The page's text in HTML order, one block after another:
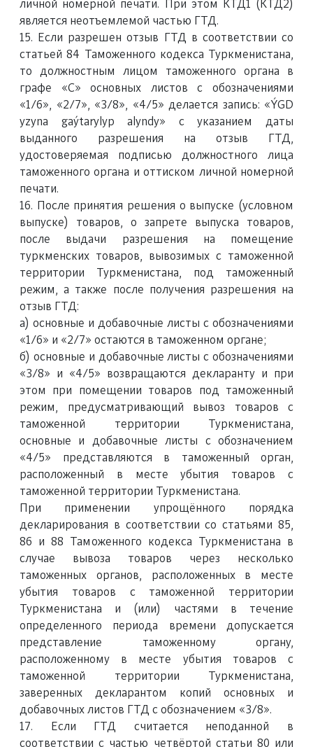
личной номерной печати. При этом КТД1 (КТД2)
является неотъемлемой частью ГТД.
15. Если разрешен отзыв ГТД в соответствии со
статьей 84 Таможенного кодекса Туркменистана,
то должностным лицом таможенного органа в
графе «С» основных листов с обозначениями
«1/6», «2/7», «3/8», «4/5» делается запись: «ÝGD
yzyna gaýtarylyp alyndy» с указанием даты
выданного разрешения на отзыв ГТД,
удостоверяемая подписью должностного лица
таможенного органа и оттиском личной номерной
печати.
16. После принятия решения о выпуске (условном
выпуске) товаров, о запрете выпуска товаров,
после выдачи разрешения на помещение
туркменских товаров, вывозимых с таможенной
территории Туркменистана, под таможенный
режим, а также после получения разрешения на
отзыв ГТД:
a) основные и добавочные листы с обозначениями
«1/6» и «2/7» остаются в таможенном органе;
б) основные и добавочные листы с обозначениями
«3/8» и «4/5» возвращаются декларанту и при
этом при помещении товаров под таможенный
режим, предусматривающий вывоз товаров с
таможенной территории Туркменистана,
основные и добавочные листы с обозначением
«4/5» представляются в таможенный орган,
расположенный в месте убытия товаров с
таможенной территории Туркменистана.
При применении упрощённого порядка
декларирования в соответствии со статьями 85,
86 и 88 Таможенного кодекса Туркменистана в
случае вывоза товаров через несколько
таможенных органов, расположенных в месте
убытия товаров с таможенной территории
Туркменистана и (или) частями в течение
определенного периода времени допускается
представление таможенному органу,
расположенному в месте убытия товаров с
таможенной территории Туркменистана,
заверенных декларантом копий основных и
добавочных листов ГТД с обозначением «3/8».
17. Если ГТД считается неподанной в
соответствии с частью четвёртой статьи 80 или